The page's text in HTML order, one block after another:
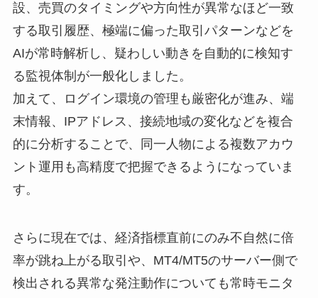
設、売買のタイミングや方向性が異常なほど一致
する取引履歴、極端に偏った取引パターンなどを
AIが常時解析し、疑わしい動きを自動的に検知す
る監視体制が一般化しました。
加えて、ログイン環境の管理も厳密化が進み、端
末情報、IPアドレス、接続地域の変化などを複合
的に分析することで、同一人物による複数アカウ
ント運用も高精度で把握できるようになっていま
す。
さらに現在では、経済指標直前にのみ不自然に倍
率が跳ね上がる取引や、MT4/MT5のサーバー側で
検出される異常な発注動作についても常時モニタ